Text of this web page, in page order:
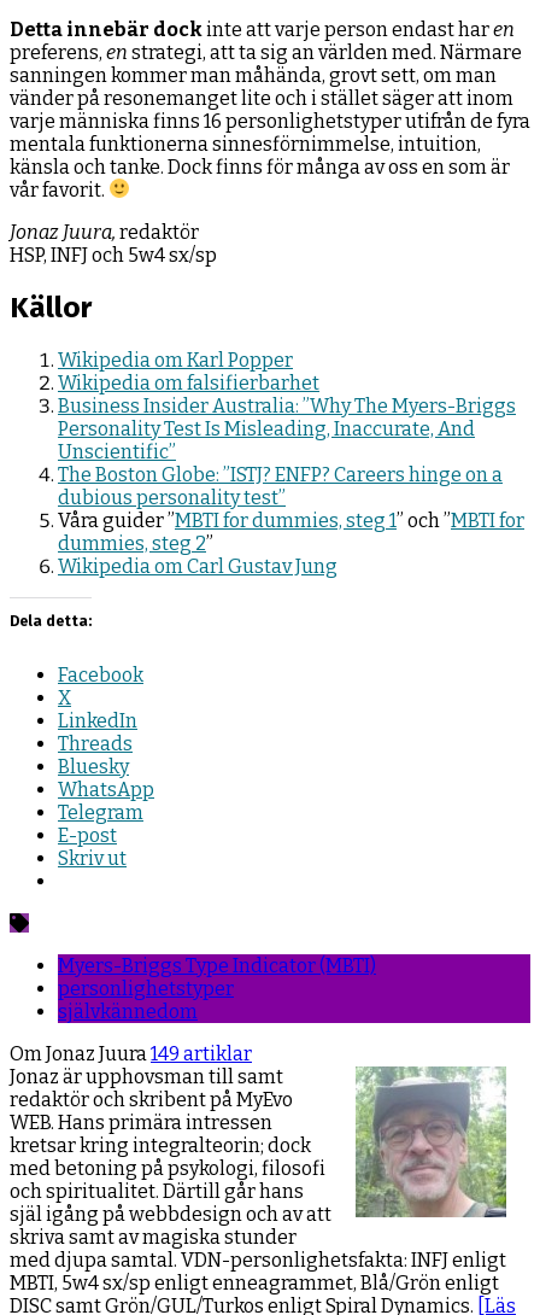
Detta innebär dockinte att varje person endast haren
preferens, en strategi, att ta sig an världen med. Närmare
sanningen kommer man måhända, grovt sett, om man
vänder på resonemanget lite och i stället säger att inom
varje människa finns 16 personlighetstyper utifrån de fyra
mentala funktionerna sinnesförnimmelse, intuition,
känsla och tanke. Dock finns för många av oss en som är
vår favorit.
Jonaz Juura, redaktör
HSP, INFJ och 5w4 sx/sp
Källor
Wikipedia om Karl Popper
Wikipedia om falsifierbarhet
Business Insider Australia: ”Why The Myers-Briggs
Personality Test Is Misleading, Inaccurate, And
Unscientific”
The Boston Globe: ”ISTJ? ENFP? Careers hinge on a
dubious personality test”
Våra guider ”MBTI for dummies, steg 1” och ”MBTI for
dummies, steg 2”
Wikipedia om Carl Gustav Jung
Dela detta:
Facebook
X
LinkedIn
Threads
Bluesky
WhatsApp
Telegram
E-post
Skriv ut
Myers-Briggs Type Indicator (MBTI)
personlighetstyper
självkännedom
Om Jonaz Juura 149 artiklar
Jonaz är upphovsman till samt
redaktör och skribent på MyEvo
WEB. Hans primära intressen
kretsar kring integralteorin; dock
med betoning på psykologi, filosofi
och spiritualitet. Därtill går hans
själ igång på webbdesign och av att
skriva samt av magiska stunder
med djupa samtal. VDN-personlighetsfakta: INFJ enligt
MBTI, 5w4 sx/sp enligt enneagrammet, Blå/Grön enligt
DISC samt Grön/GUL/Turkos enligt Spiral Dynamics. [Läs